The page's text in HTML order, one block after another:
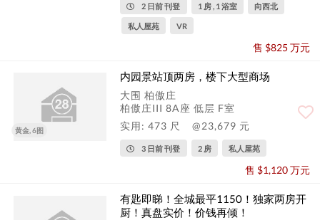
2 日前 刊登 1 房 , 1 浴室 向西北
私人屋苑 VR
售 $825 万元
黄金, 6图
内园景站顶两房，楼下大型商场
大围 柏傲庄
柏傲庄III 8A座 低层 F室
实用: 473 尺
@23,679 元
3 日前 刊登 2 房 私人屋苑
售 $1,120 万元
有匙即睇！全城最平1150！独家两房开
厨！真盘实价！价钱再倾！